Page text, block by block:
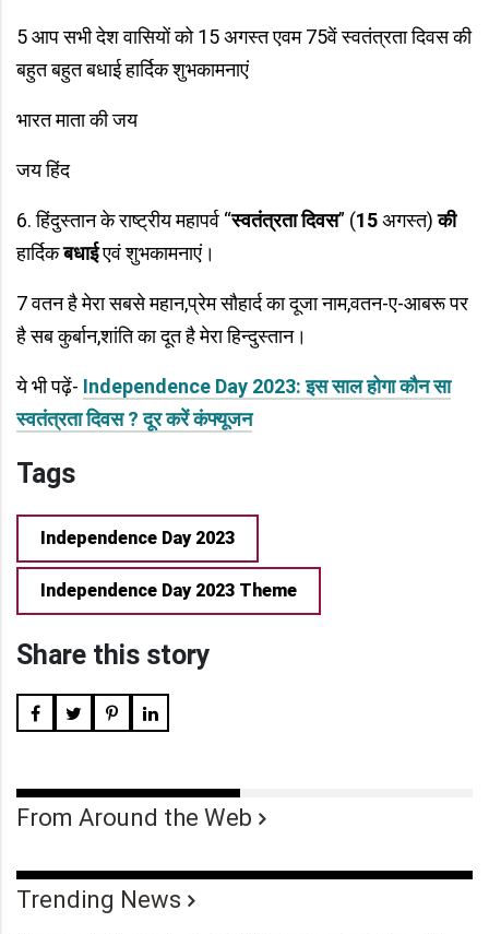
5 आप सभी देश वासियों को 15 अगस्त एवम 75वें स्वतंत्रता दिवस की
बहुत बहुत बधाई हार्दिक शुभकामनाएं
भारत माता की जय
जय हिंद
6. हिंदुस्तान के राष्ट्रीय महापर्व “स्वतंत्रतादिवस” (15अगस्त)की
हार्दिकबधाईएवं शुभकामनाएं।
7 वतन है मेरा सबसे महान,प्रेम सौहार्द का दूजा नाम,वतन-ए-आबरू पर
है सब कुर्बान,शांति का दूत है मेरा हिन्दुस्तान।
ये भी पढ़ें- Independence Day 2023: इस साल होगा कौन सा
स्वतंत्रता दिवस ? दूर करें कंफ्यूजन
Tags
Independence Day 2023
Independence Day 2023 Theme
Share this story
From Around the Web
Trending News